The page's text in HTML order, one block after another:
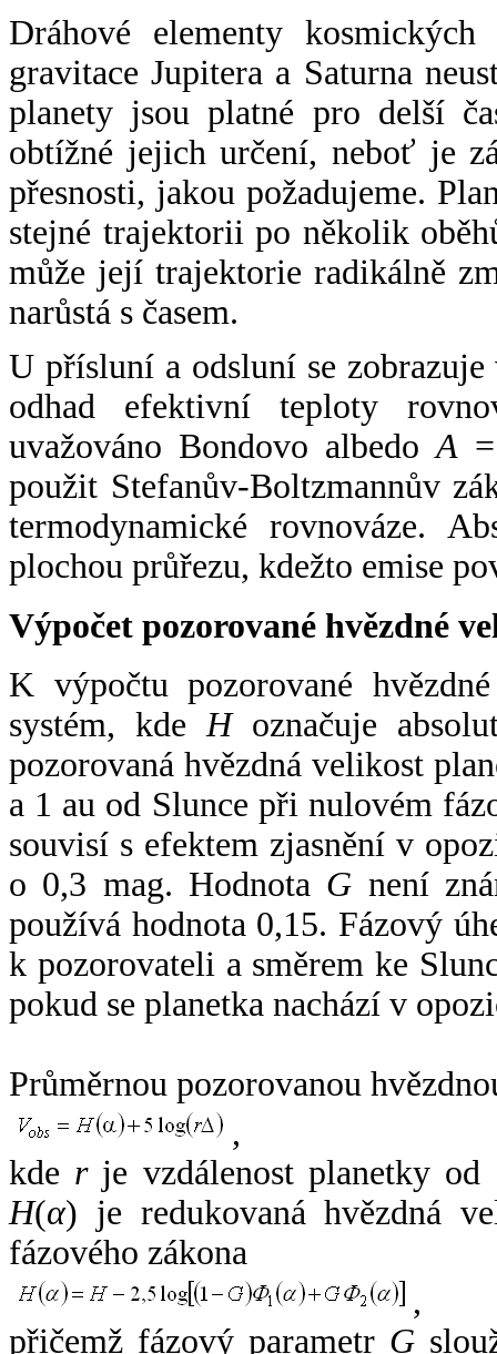
Dráhové elementy
gravitace Jupitera a Saturna
planety jsou platné pro delší
obtížné jejich určení, neboť je
přesnosti, jakou požadujeme.
stejné trajektorii po několik
může její trajektorie radikálně
narůstá s časem.
U přísluní a odsluní se
odhad efektivní teploty
uvažováno Bondovo albedoA
použit Stefanův-Boltzmannův
termodynamické rovnováze.
plochou průřezu, kdežto emise
Výpočet pozorované hvězdné
K výpočtu pozorované
systém, kde Hoznačuje
pozorovaná hvězdná velikost
a 1 au od Slunce při nulovém
souvisí s efektem zjasnění v
o 0,3 mag. Hodnota G není
používá hodnota 0,15. Fázový
k pozorovateli a směrem ke
pokud se planetka nachází v
Průměrnou pozorovanou
,
kde rje vzdálenost planetky od
H(α) je redukovaná hvězdná
fázového zákona
,
přičemž fázový parametr G